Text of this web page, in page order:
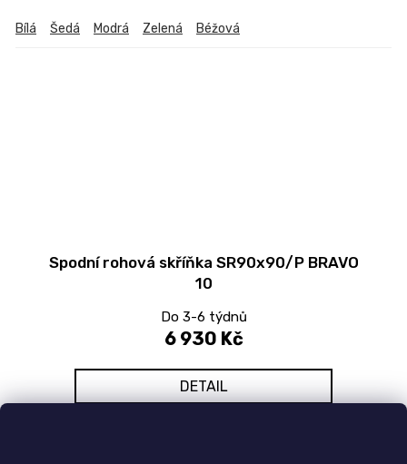
Bílá Šedá Modrá Zelená Béžová
Spodní rohová skříňka SR90x90/P BRAVO
10
Do 3-6 týdnů
6 930 Kč
DETAIL